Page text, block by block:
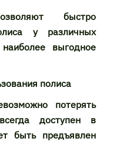
быстро
у различных
выгодное
полиса
потерять
доступен в
быть предъявлен